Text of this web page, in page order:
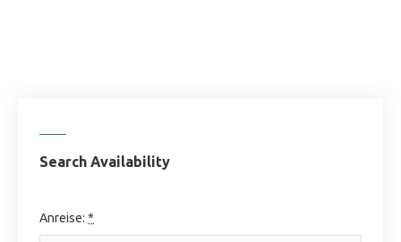
Search Availability
Anreise: *